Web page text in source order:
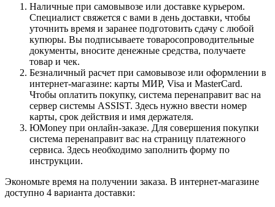
Наличные при самовывозе или доставке курьером.
Специалист свяжется с вами в день доставки, чтобы
уточнить время и заранее подготовить сдачу с любой
купюры. Вы подписываете товаросопроводительные
документы, вносите денежные средства, получаете
товар и чек.
Безналичный расчет при самовывозе или оформлении в
интернет-магазине: карты МИР, Visa и MasterCard.
Чтобы оплатить покупку, система перенаправит вас на
сервер системы ASSIST. Здесь нужно ввести номер
карты, срок действия и имя держателя.
ЮMoney при онлайн-заказе. Для совершения покупки
система перенаправит вас на страницу платежного
сервиса. Здесь необходимо заполнить форму по
инструкции.
Экономьте время на получении заказа. В интернет-магазине
доступно 4 варианта доставки: